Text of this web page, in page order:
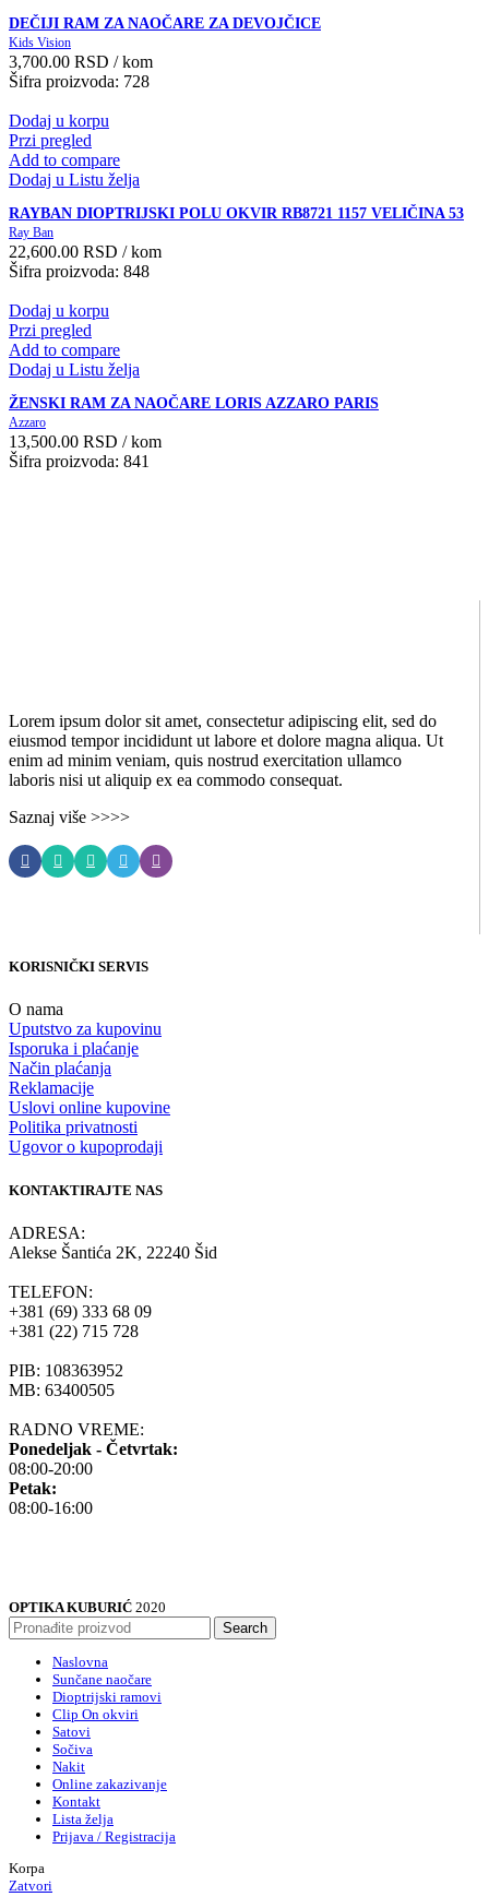
DEČIJI RAM ZA NAOČARE ZA DEVOJČICE
Kids Vision
3,700.00 RSD / kom
Šifra proizvoda: 728
Dodaj u korpu
Przi pregled
Add to compare
Dodaj u Listu želja
RAYBAN DIOPTRIJSKI POLU OKVIR RB8721 1157 VELIČINA 53
Ray Ban
22,600.00 RSD / kom
Šifra proizvoda: 848
Dodaj u korpu
Przi pregled
Add to compare
Dodaj u Listu želja
ŽENSKI RAM ZA NAOČARE LORIS AZZARO PARIS
Azzaro
13,500.00 RSD / kom
Šifra proizvoda: 841
Lorem ipsum dolor sit amet, consectetur adipiscing elit, sed do
eiusmod tempor incididunt ut labore et dolore magna aliqua. Ut
enim ad minim veniam, quis nostrud exercitation ullamco
laboris nisi ut aliquip ex ea commodo consequat.
Saznaj više >>>>
KORISNIČKI SERVIS
O nama
Uputstvo za kupovinu
Isporuka i plaćanje
Način plaćanja
Reklamacije
Uslovi online kupovine
Politika privatnosti
Ugovor o kupoprodaji
KONTAKTIRAJTE NAS
ADRESA:
Alekse Šantića 2K, 22240 Šid
TELEFON:
+381 (69) 333 68 09
+381 (22) 715 728
PIB: 108363952
MB: 63400505
RADNO VREME:
Ponedeljak - Četvrtak:
08:00-20:00
Petak:
08:00-16:00
OPTIKA KUBURIĆ 2020
Search
Naslovna
Sunčane naočare
Dioptrijski ramovi
Clip On okviri
Satovi
Sočiva
Nakit
Online zakazivanje
Kontakt
Lista želja
Prijava / Registracija
Korpa
Zatvori